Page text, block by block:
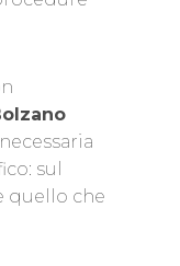
sul
quello che